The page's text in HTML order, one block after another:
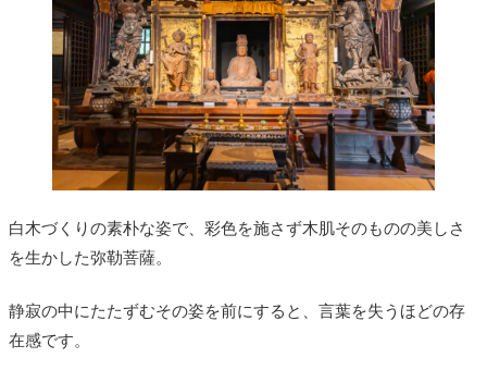
白木づくりの素朴な姿で、彩色を施さず木肌そのものの美しさ
を生かした弥勒菩薩。
静寂の中にたたずむその姿を前にすると、言葉を失うほどの存
在感です。